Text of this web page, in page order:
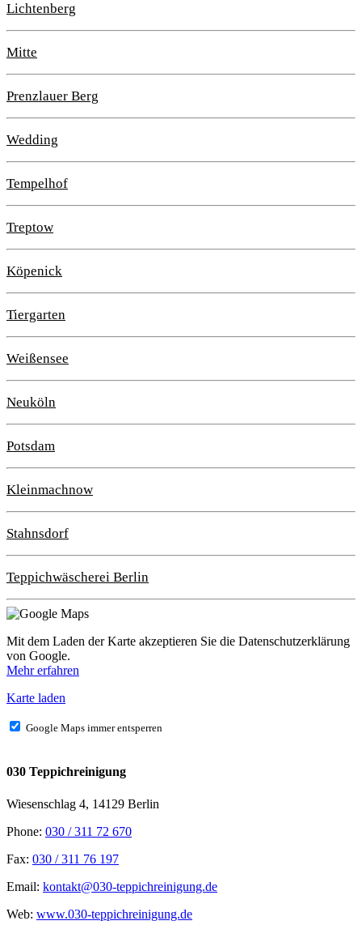
Lichtenberg
Mitte
Prenzlauer Berg
Wedding
Tempelhof
Treptow
Köpenick
Tiergarten
Weißensee
Neuköln
Potsdam
Kleinmachnow
Stahnsdorf
Teppichwäscherei Berlin
Mit dem Laden der Karte akzeptieren Sie die Datenschutzerklärung
von Google.
Mehr erfahren
Karte laden
Google Maps immer entsperren
030 Teppichreinigung
Wiesenschlag 4, 14129 Berlin
Phone: 030 / 311 72 670
Fax: 030 / 311 76 197
Email: kontakt@030-teppichreinigung.de
Web: www.030-teppichreinigung.de